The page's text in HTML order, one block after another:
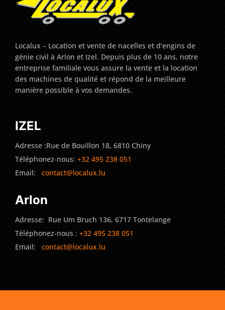
Localux – Location et vente de nacelles et d’engins de
génie civil à Arlon et Izel. Depuis plus de 10 ans, notre
entreprise familiale vous assure la vente et la location
des machines de qualité et répond de la meilleure
manière possible à vos demandes.
IZEL
Adresse :Rue de Bouillon 18, 6810 Chiny
Téléphonez-nous: +32 495 238 051
Email: contact@localux.lu
Arlon
Adresse: Rue Um Bruch 136, 6717 Tontelange
Téléphonez-nous : +32 495 238 051
Email: contact@localux.lu